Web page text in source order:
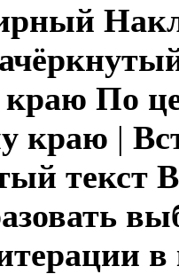
краю По
краю |
текст